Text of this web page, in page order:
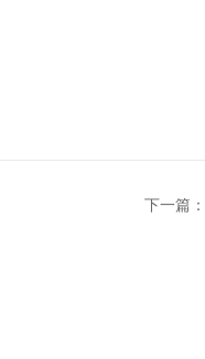
下一篇：